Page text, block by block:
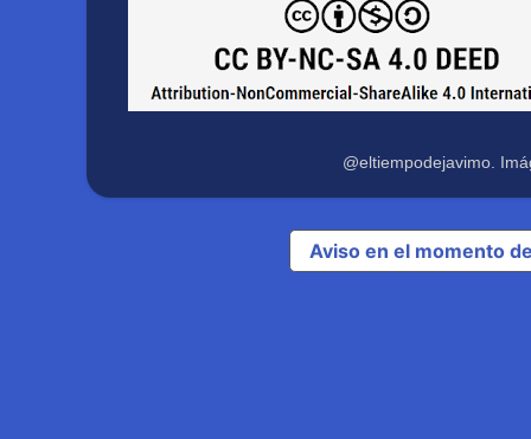
@eltiempodejavimo.
Aviso en el momento